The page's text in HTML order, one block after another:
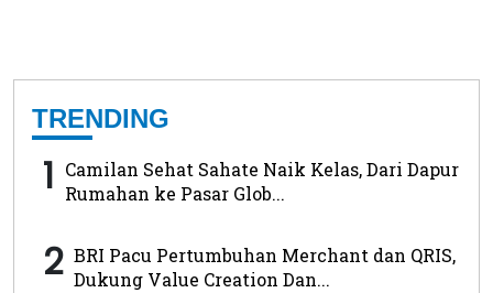
TRENDING
1 Camilan Sehat Sahate Naik Kelas, Dari Dapur
Rumahan ke Pasar Glob...
2 BRI Pacu Pertumbuhan Merchant dan QRIS,
Dukung Value Creation Dan...